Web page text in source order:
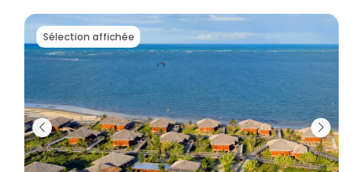
Sélection affichée